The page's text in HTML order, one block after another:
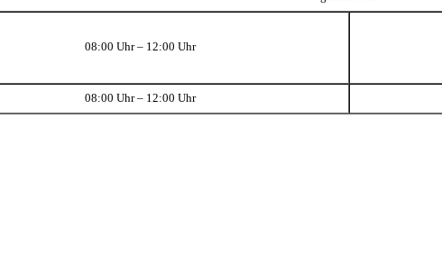
08:00 Uhr – 12:00 Uhr
08:00 Uhr – 12:00 Uhr